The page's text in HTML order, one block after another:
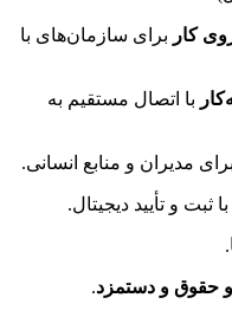
کار برای سازمان‌های با
با اتصال مستقیم به
برای مدیران و منابع انسانی.
با ثبت و تأیید دیجیتال.
.
.